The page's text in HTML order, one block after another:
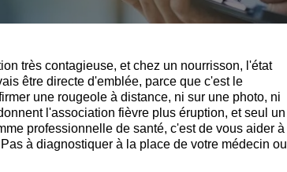
très contagieuse, et chez un nourrisson, l'état
être directe d'emblée, parce que c'est le
une rougeole à distance, ni sur une photo, ni
l'association fièvre plus éruption, et seul un
professionnelle de santé, c'est de vous aider à
à diagnostiquer à la place de votre médecin ou